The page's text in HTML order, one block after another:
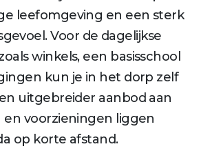
leefomgeving en een sterk
Voor de dagelijkse
winkels, een basisschool
kun je in het dorp zelf
uitgebreider aanbod aan
en voorzieningen liggen
op korte afstand.